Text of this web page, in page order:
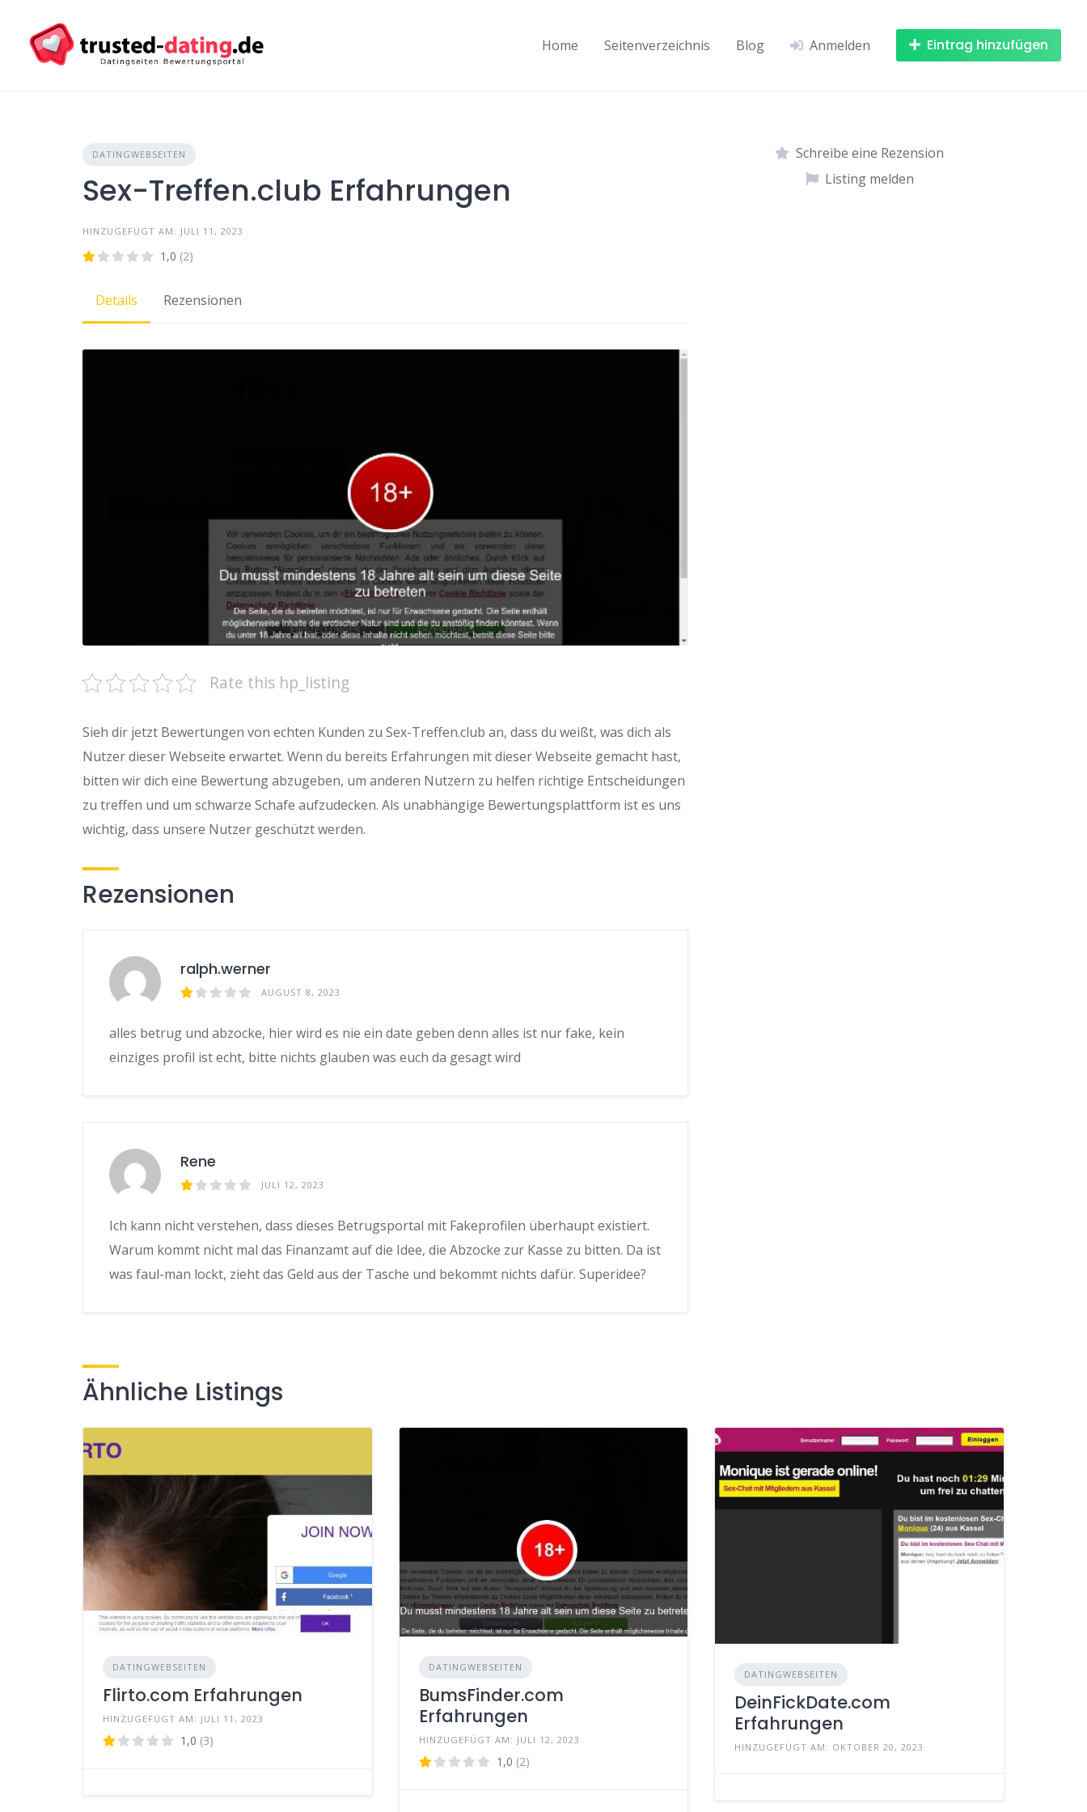
content
Home Seitenverzeichnis Blog Anmelden Eintrag hinzufügen
DATINGWEBSEITEN
Sex-Treffen.club Erfahrungen
HINZUGEFÜGT AM: JULI 11, 2023
1,0 (2)
Details Rezensionen
Rate this hp_listing
Sieh dir jetzt Bewertungen von echten Kunden zu Sex-Treffen.club an, dass du weißt, was dich als
Nutzer dieser Webseite erwartet. Wenn du bereits Erfahrungen mit dieser Webseite gemacht hast,
bitten wir dich eine Bewertung abzugeben, um anderen Nutzern zu helfen richtige Entscheidungen
zu treffen und um schwarze Schafe aufzudecken. Als unabhängige Bewertungsplattform ist es uns
wichtig, dass unsere Nutzer geschützt werden.
Rezensionen
ralph.werner
AUGUST 8, 2023
alles betrug und abzocke, hier wird es nie ein date geben denn alles ist nur fake, kein
einziges profil ist echt, bitte nichts glauben was euch da gesagt wird
Rene
JULI 12, 2023
Ich kann nicht verstehen, dass dieses Betrugsportal mit Fakeprofilen überhaupt existiert.
Warum kommt nicht mal das Finanzamt auf die Idee, die Abzocke zur Kasse zu bitten. Da ist
was faul-man lockt, zieht das Geld aus der Tasche und bekommt nichts dafür. Superidee?
Schreibe eine Rezension
Listing melden
Ähnliche Listings
DATINGWEBSEITEN
Flirto.com Erfahrungen
HINZUGEFÜGT AM: JULI 11, 2023
1,0 (3)
DATINGWEBSEITEN
BumsFinder.com
Erfahrungen
HINZUGEFÜGT AM: JULI 12, 2023
1,0 (2)
DATINGWEBSEITEN
DeinFickDate.com
Erfahrungen
HINZUGEFÜGT AM: OKTOBER 20, 2023